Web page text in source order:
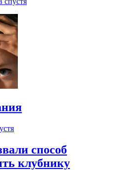
способ
клубнику